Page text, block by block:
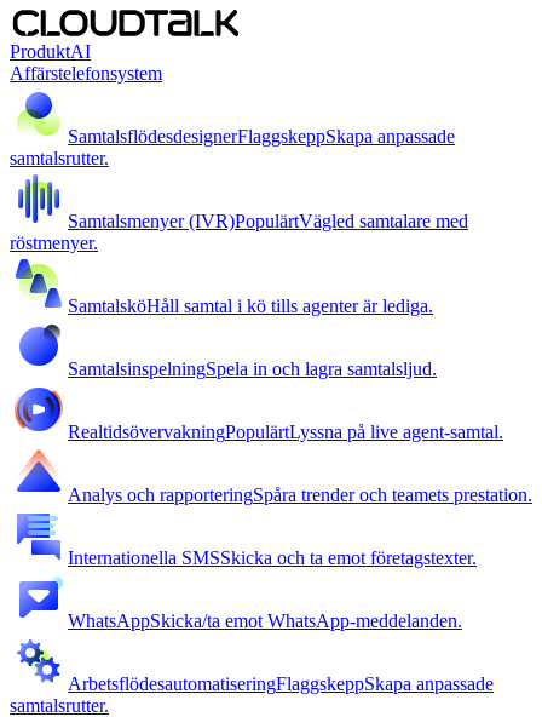
ProduktAI
Affärstelefonsystem
SamtalsflödesdesignerFlaggskeppSkapa anpassade
samtalsrutter.
Samtalsmenyer (IVR)PopulärtVägled samtalare med
röstmenyer.
SamtalsköHåll samtal i kö tills agenter är lediga.
SamtalsinspelningSpela in och lagra samtalsljud.
RealtidsövervakningPopulärtLyssna på live agent-samtal.
Analys och rapporteringSpåra trender och teamets prestation.
Internationella SMSSkicka och ta emot företagstexter.
WhatsAppSkicka/ta emot WhatsApp-meddelanden.
ArbetsflödesautomatiseringFlaggskeppSkapa anpassade
samtalsrutter.